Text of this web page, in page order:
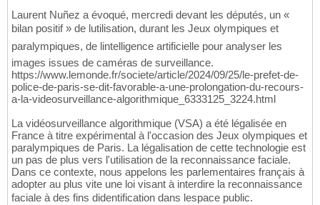
Laurent Nuñez a évoqué, mercredi devant les députés, un «
bilan positif » de lutilisation, durant les Jeux olympiques et
paralympiques, de lintelligence artificielle pour analyser les
images issues de caméras de surveillance.
https://www.lemonde.fr/societe/article/2024/09/25/le-prefet-de-
police-de-paris-se-dit-favorable-a-une-prolongation-du-recours-
a-la-videosurveillance-algorithmique_6333125_3224.html
La vidéosurveillance algorithmique (VSA) a été légalisée en
France à titre expérimental à l'occasion des Jeux olympiques et
paralympiques de Paris. La légalisation de cette technologie est
un pas de plus vers l'utilisation de la reconnaissance faciale.
Dans ce contexte, nous appelons les parlementaires français à
adopter au plus vite une loi visant à interdire la reconnaissance
faciale à des fins didentification dans lespace public.